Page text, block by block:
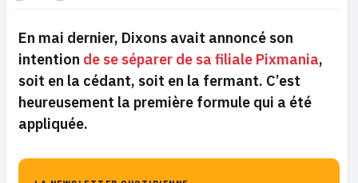
En mai dernier, Dixons avait annoncé son
intention de se séparer de sa filiale Pixmania,
soit en la cédant, soit en la fermant. C’est
heureusement la première formule qui a été
appliquée.